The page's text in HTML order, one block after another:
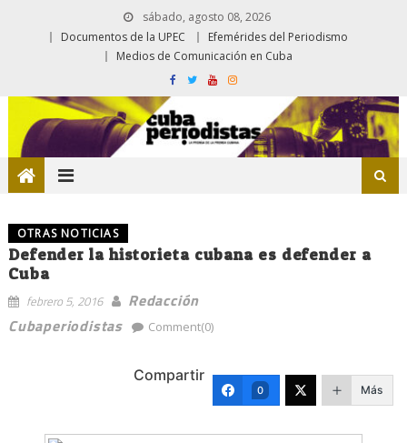
sábado, agosto 08, 2026
Documentos de la UPEC
Efemérides del Periodismo
Medios de Comunicación en Cuba
OTRAS NOTICIAS
Defender la historieta cubana es defender a
Cuba
febrero 5, 2016
Redacción
Cubaperiodistas
Comment(0)
Compartir
0 Más